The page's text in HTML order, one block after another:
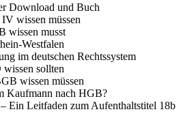
Download und Buch
wissen müssen
wissen musst
Westfalen
im deutschen Rechtssystem
sollten
wissen müssen
Kaufmann nach HGB?
Ein Leitfaden zum Aufenthaltstitel 18b